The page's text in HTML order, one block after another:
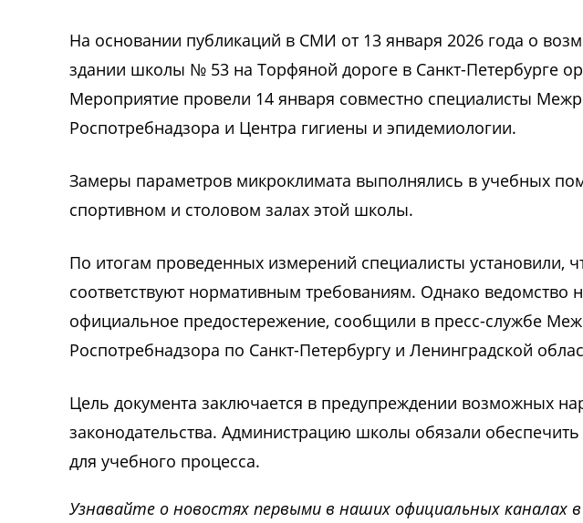
На основании публикаций в СМИ от 13 января 2026 года о
здании школы № 53 на Торфяной дороге в Санкт-Петербурге
Мероприятие провели 14 января совместно специалисты
Роспотребнадзора и Центра гигиены и эпидемиологии.
Замеры параметров микроклимата выполнялись в учебных
спортивном и столовом залах этой школы.
По итогам проведенных измерений специалисты установили,
соответствуют нормативным требованиям. Однако ведомство
официальное предостережение, сообщили в пресс-службе
Роспотребнадзора по Санкт-Петербургу и Ленинградской
Цель документа заключается в предупреждении возможных
законодательства. Администрацию школы обязали
для учебного процесса.
Узнавайте о новостях первыми в наших официальных каналах в